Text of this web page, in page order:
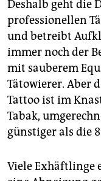
Deshalb geht die
professionellen
und betreibt
immer noch der
mit sauberem
Tätowierer. Aber
Tattoo ist im
Tabak,
günstiger als die
Viele Exhäftlinge